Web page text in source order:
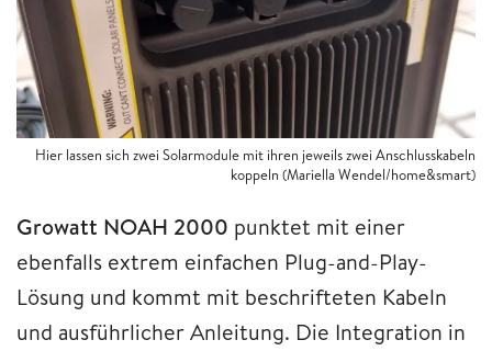
Hier lassen sich zwei Solarmodule mit ihren jeweils zwei Anschlusskabeln
koppeln (Mariella Wendel/home&smart)
Growatt NOAH 2000 punktet mit einer
ebenfalls extrem einfachen Plug-and-Play-
Lösung und kommt mit beschrifteten Kabeln
und ausführlicher Anleitung. Die Integration in